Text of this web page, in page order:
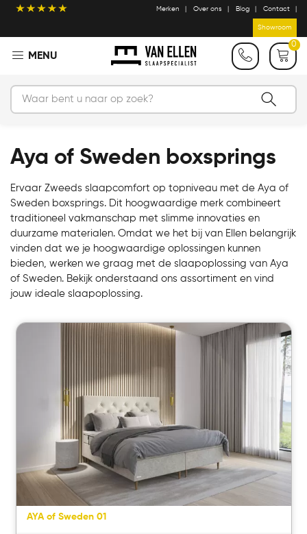
Merken Over ons Blog Contact
Showroom
0
Aya of Sweden boxsprings
Ervaar Zweeds slaapcomfort op topniveau met de Aya of
Sweden boxsprings. Dit hoogwaardige merk combineert
traditioneel vakmanschap met slimme innovaties en
duurzame materialen. Omdat we het bij van Ellen belangrijk
vinden dat we je hoogwaardige oplossingen kunnen
bieden, werken we graag met de slaapoplossing van Aya
of Sweden. Bekijk onderstaand ons assortiment en vind
jouw ideale slaapoplossing.
AYA of Sweden 01